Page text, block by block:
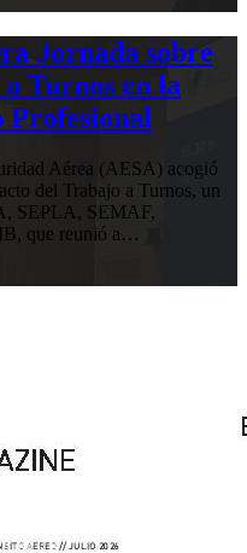
Jornada sobre
Turnos en la
Profesional
Aérea (AESA) acogió
del Trabajo a Turnos, un
SEPLA, SEMAF,
que reunió a…